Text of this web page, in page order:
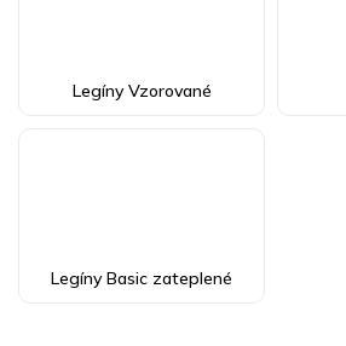
Legíny Vzorované
Legíny Basic zateplené